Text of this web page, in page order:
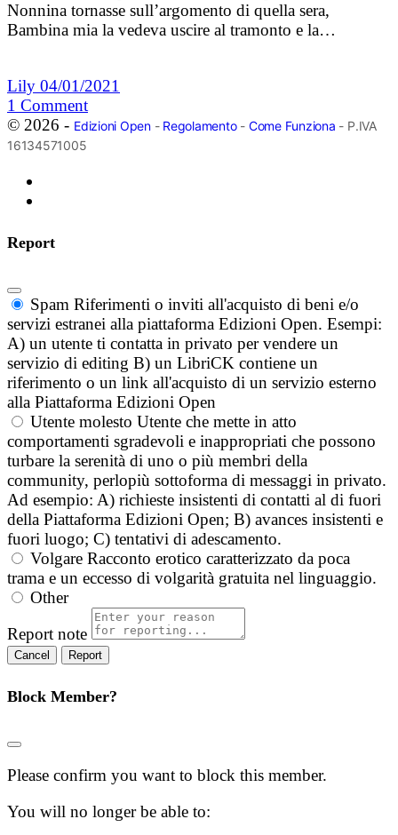
Nonnina tornasse sull’argomento di quella sera,
Bambina mia la vedeva uscire al tramonto e la…
Lily 04/01/2021
1 Comment
© 2026 - Edizioni Open- Regolamento- Come Funziona - P.IVA
16134571005
Report
Spam Riferimenti o inviti all'acquisto di beni e/o
servizi estranei alla piattaforma Edizioni Open. Esempi:
A) un utente ti contatta in privato per vendere un
servizio di editing B) un LibriCK contiene un
riferimento o un link all'acquisto di un servizio esterno
alla Piattaforma Edizioni Open
Utente molesto Utente che mette in atto
comportamenti sgradevoli e inappropriati che possono
turbare la serenità di uno o più membri della
community, perlopiù sottoforma di messaggi in privato.
Ad esempio: A) richieste insistenti di contatti al di fuori
della Piattaforma Edizioni Open; B) avances insistenti e
fuori luogo; C) tentativi di adescamento.
Volgare Racconto erotico caratterizzato da poca
trama e un eccesso di volgarità gratuita nel linguaggio.
Other
Report note
Report
Block Member?
Please confirm you want to block this member.
You will no longer be able to: